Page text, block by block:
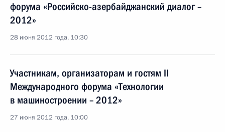
форума «Российско-азербайджанский диалог –
2012»
28 июня 2012 года, 10:30
Участникам, организаторам и гостям II
Международного форума «Технологии
в машиностроении – 2012»
27 июня 2012 года, 10:00